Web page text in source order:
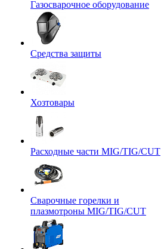
Газосварочное оборудование
Средства защиты
Хозтовары
Расходные части MIG/TIG/CUT
Сварочные горелки и
плазмотроны MIG/TIG/CUT